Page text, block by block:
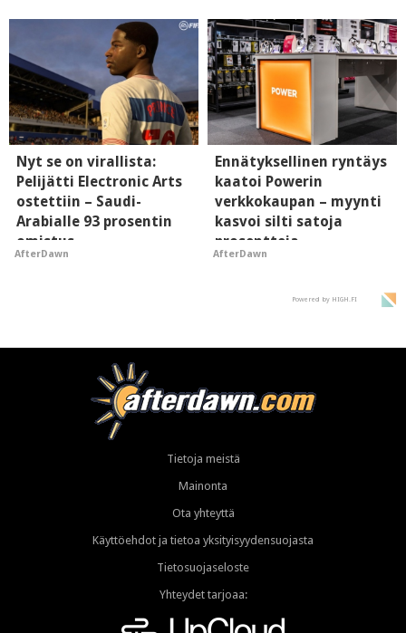
Nyt se on virallista:
Pelijätti Electronic Arts
ostettiin – Saudi-
Arabialle 93 prosentin
omistus
AfterDawn
Ennätyksellinen ryntäys
kaatoi Powerin
verkkokaupan – myynti
kasvoi silti satoja
prosentteja
AfterDawn
Powered by HIGH.FI
Tietoja meistä
Mainonta
Ota yhteyttä
Käyttöehdot ja tietoa yksityisyydensuojasta
Tietosuojaseloste
Yhteydet tarjoaa: